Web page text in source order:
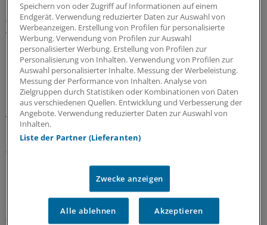
WIdO-Qualitätsmonitor 2026
Tumoroperationen: Mindestmengen
beschleunigen die Zentralisierung der
Krebsversorgung
Der WIdO-Qualitätsmonitor 2026 weist für mehrere
komplexe Tumoroperationen steigende Fallzahlen je
Krankenhaus aus. Damit konzentriert sich die
Versorgung auf weniger Kliniken.
Kooperation|In Kooperation mit:AOK-Bundesverband
06.08.2026
Interview zum WIdO-Qualitätsmonitor 2026
Krebsexpertin: „Die Versorgung in einem
zertifizierten Zentrum ist die beste“
Speichern von oder Zugriff auf Informationen auf einem
Endgerät. Verwendung reduzierter Daten zur Auswahl von
Werbeanzeigen. Erstellung von Profilen für personalisierte
Werbung. Verwendung von Profilen zur Auswahl
personalisierter Werbung. Erstellung von Profilen zur
Personalisierung von Inhalten. Verwendung von Profilen zur
Auswahl personalisierter Inhalte. Messung der Werbeleistung.
Messung der Performance von Inhalten. Analyse von
Zielgruppen durch Statistiken oder Kombinationen von Daten
aus verschiedenen Quellen. Entwicklung und Verbesserung der
Angebote. Verwendung reduzierter Daten zur Auswahl von
Inhalten.
Liste der Partner (Lieferanten)
Zwecke anzeigen
Alle ablehnen Akzeptieren